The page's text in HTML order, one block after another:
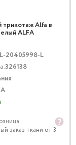
трикотаж Alfa в
ALFA
20405998-L
326138
заказ ткани от 3